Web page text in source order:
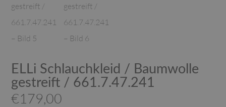
ELLi Schlauchkleid / Baumwolle
gestreift / 661.7.47.241
€179,00